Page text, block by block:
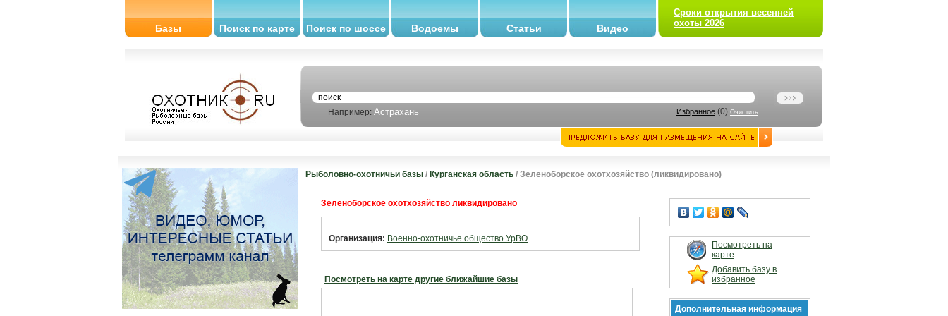
Базы Поиск по карте Поиск по шоссе Водоемы Статьи Видео
Сроки открытия весенней
охоты 2026
Например: Астрахань Избранное (0) Очистить
Рыболовно-охотничьи базы / Курганская область / Зеленоборское охотхозяйство (ликвидировано)
Зеленоборское охотхозяйство ликвидировано
Организация: Военно-охотничье общество УрВО
Посмотреть на карте другие ближайшие базы
Посмотреть на
карте
Добавить базу в
избранное
Дополнительная информация